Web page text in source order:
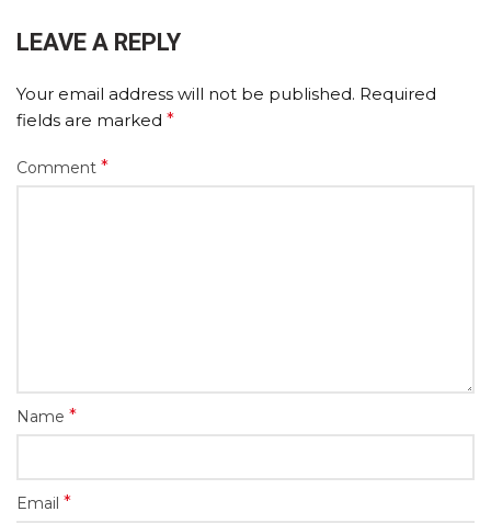
LEAVE A REPLY
Your email address will not be published. Required
fields are marked *
Comment *
Name *
Email *